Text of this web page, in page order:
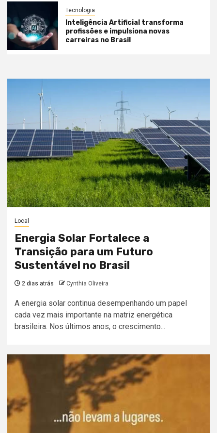
Tecnologia
Inteligência Artificial transforma
profissões e impulsiona novas
carreiras no Brasil
Local
Energia Solar Fortalece a
Transição para um Futuro
Sustentável no Brasil
2 dias atrás Cynthia Oliveira
A energia solar continua desempenhando um papel
cada vez mais importante na matriz energética
brasileira. Nos últimos anos, o crescimento...